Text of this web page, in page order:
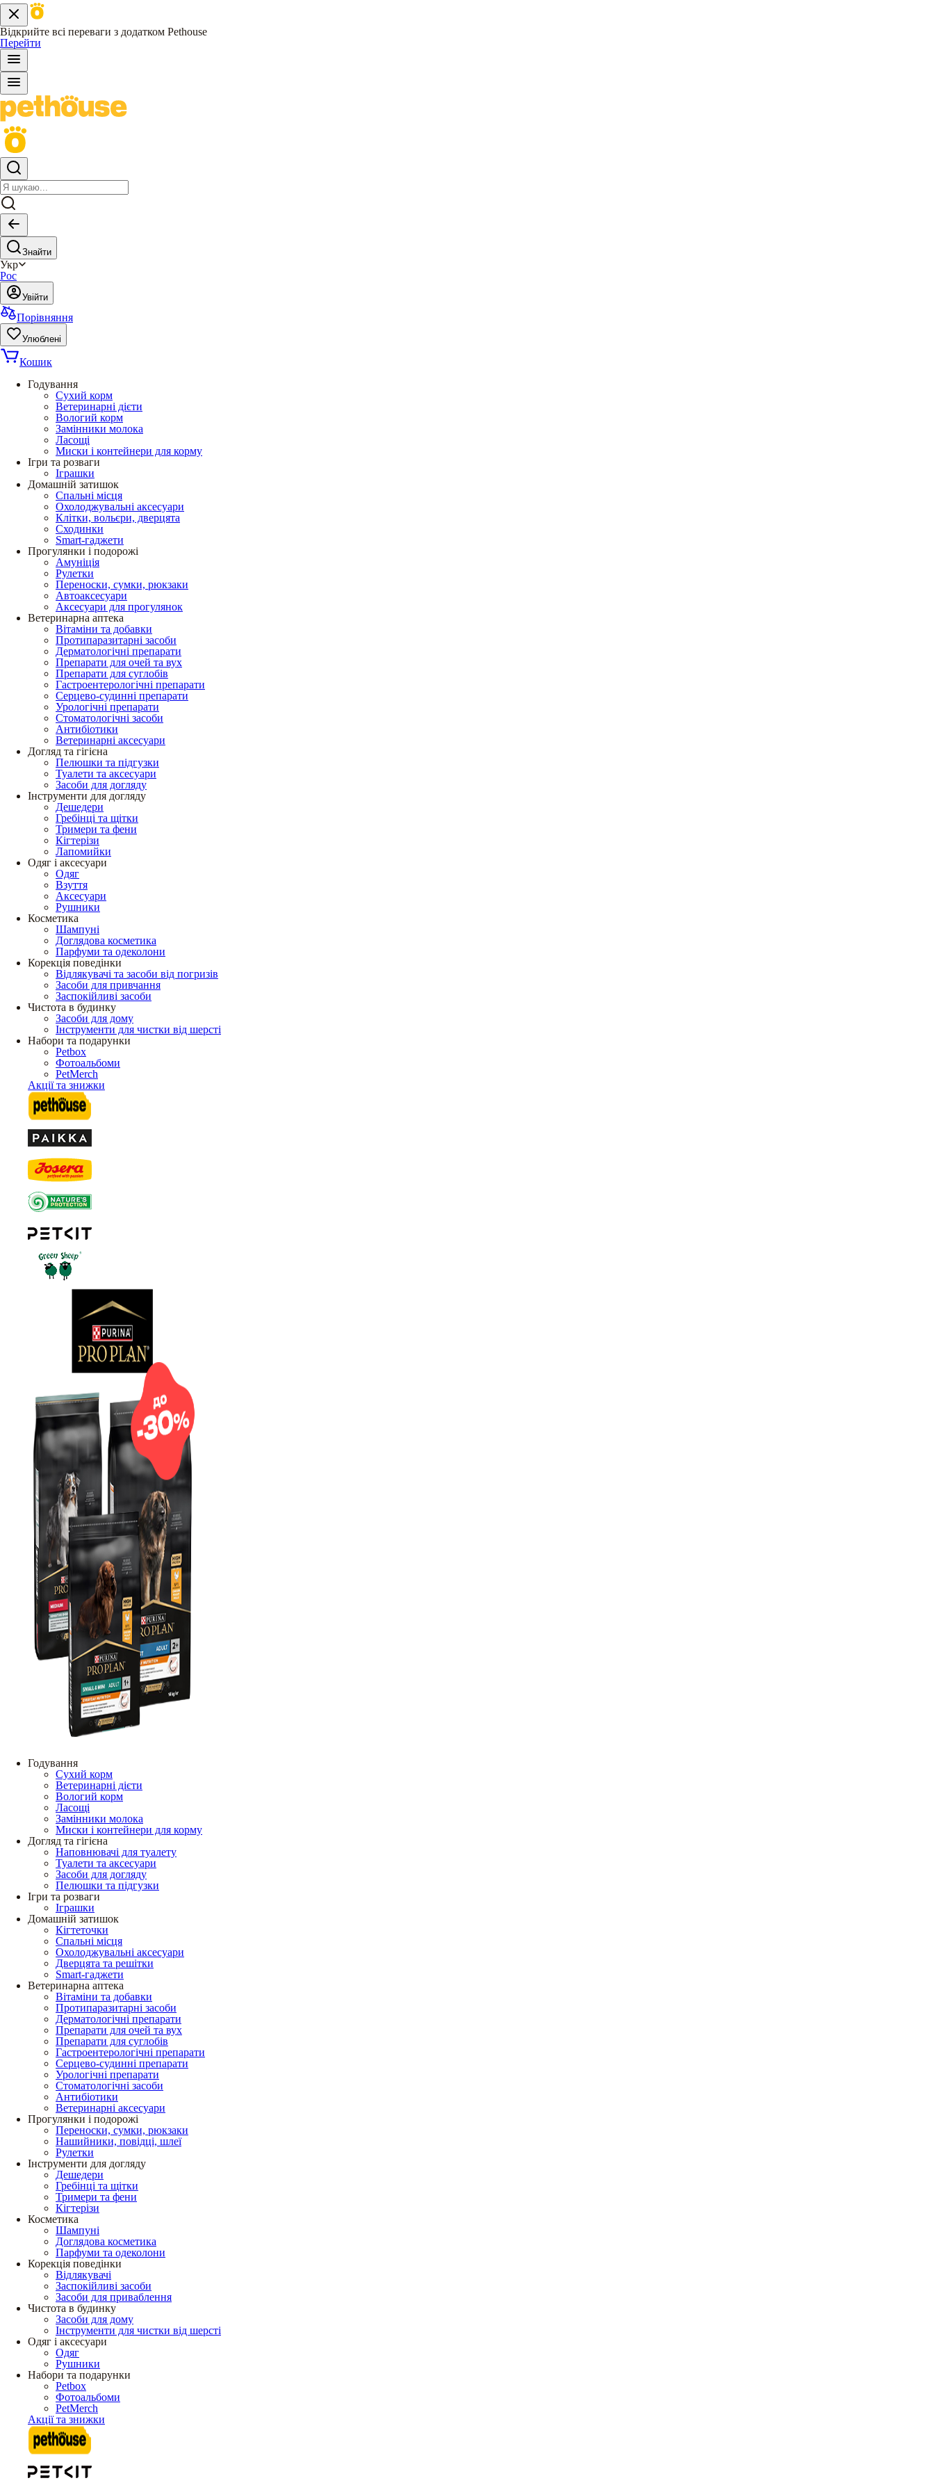
Відкрийте всі переваги з додатком Pethouse
Перейти
Знайти
Укр
Рос
Увійти
Порівняння
Улюблені
Кошик
Годування
Сухий корм
Ветеринарні дієти
Вологий корм
Замінники молока
Ласощі
Миски і контейнери для корму
Ігри та розваги
Іграшки
Домашній затишок
Спальні місця
Охолоджувальні аксесуари
Клітки, вольєри, дверцята
Сходинки
Smart-гаджети
Прогулянки і подорожі
Амуніція
Рулетки
Переноски, сумки, рюкзаки
Автоаксесуари
Аксесуари для прогулянок
Ветеринарна аптека
Вітаміни та добавки
Протипаразитарні засоби
Дерматологічні препарати
Препарати для очей та вух
Препарати для суглобів
Гастроентерологічні препарати
Серцево-судинні препарати
Урологічні препарати
Стоматологічні засоби
Антибіотики
Ветеринарні аксесуари
Догляд та гігієна
Пелюшки та підгузки
Туалети та аксесуари
Засоби для догляду
Інструменти для догляду
Дешедери
Гребінці та щітки
Тримери та фени
Кігтерізи
Лапомийки
Одяг і аксесуари
Одяг
Взуття
Аксесуари
Рушники
Косметика
Шампуні
Доглядова косметика
Парфуми та одеколони
Корекція поведінки
Відлякувачі та засоби від погризів
Засоби для привчання
Заспокійливі засоби
Чистота в будинку
Засоби для дому
Інструменти для чистки від шерсті
Набори та подарунки
Petbox
Фотоальбоми
PetMerch
Акції та знижки
Годування
Сухий корм
Ветеринарні дієти
Вологий корм
Ласощі
Замінники молока
Миски і контейнери для корму
Догляд та гігієна
Наповнювачі для туалету
Туалети та аксесуари
Засоби для догляду
Пелюшки та підгузки
Ігри та розваги
Іграшки
Домашній затишок
Кігтеточки
Спальні місця
Охолоджувальні аксесуари
Дверцята та решітки
Smart-гаджети
Ветеринарна аптека
Вітаміни та добавки
Протипаразитарні засоби
Дерматологічні препарати
Препарати для очей та вух
Препарати для суглобів
Гастроентерологічні препарати
Серцево-судинні препарати
Урологічні препарати
Стоматологічні засоби
Антибіотики
Ветеринарні аксесуари
Прогулянки і подорожі
Переноски, сумки, рюкзаки
Нашийники, повідці, шлеї
Рулетки
Інструменти для догляду
Дешедери
Гребінці та щітки
Тримери та фени
Кігтерізи
Косметика
Шампуні
Доглядова косметика
Парфуми та одеколони
Корекція поведінки
Відлякувачі
Заспокійливі засоби
Засоби для приваблення
Чистота в будинку
Засоби для дому
Інструменти для чистки від шерсті
Одяг і аксесуари
Одяг
Рушники
Набори та подарунки
Petbox
Фотоальбоми
PetMerch
Акції та знижки